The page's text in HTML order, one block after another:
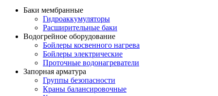
Баки мембранные
Гидроаккумуляторы
Расширительные баки
Водогрейное оборудование
Бойлеры косвенного нагрева
Бойлеры электрические
Проточные водонагреватели
Запорная арматура
Группы безопасности
Краны балансировочные